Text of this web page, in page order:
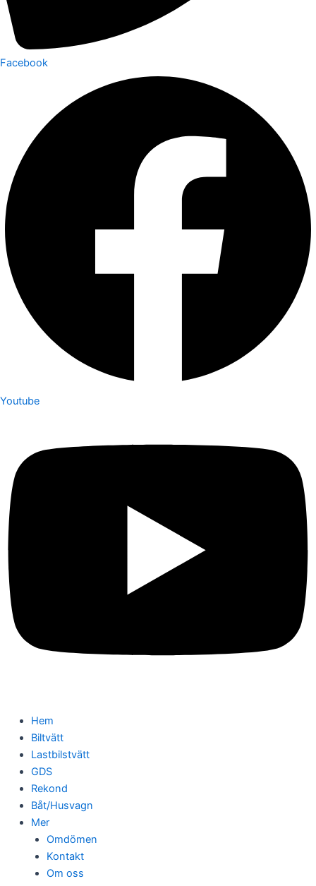
Facebook
Youtube
Hem
Biltvätt
Lastbilstvätt
GDS
Rekond
Båt/Husvagn
Mer
Omdömen
Kontakt
Om oss